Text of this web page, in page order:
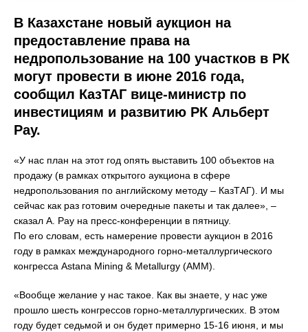
В Казахстане новый аукцион на
предоставление права на
недропользование на 100 участков в РК
могут провести в июне 2016 года,
сообщил КазТАГ вице-министр по
инвестициям и развитию РК Альберт
Рау.
«У нас план на этот год опять выставить 100 объектов на
продажу (в рамках открытого аукциона в сфере
недропользования по английскому методу – КазТАГ). И мы
сейчас как раз готовим очередные пакеты и так далее», –
сказал А. Рау на пресс-конференции в пятницу.
По его словам, есть намерение провести аукцион в 2016
году в рамках международного горно-металлургического
конгресса Astana Mining & Metallurgy (АММ).
«Вообще желание у нас такое. Как вы знаете, у нас уже
прошло шесть конгрессов горно-металлургических. В этом
году будет седьмой и он будет примерно 15-16 июня, и мы